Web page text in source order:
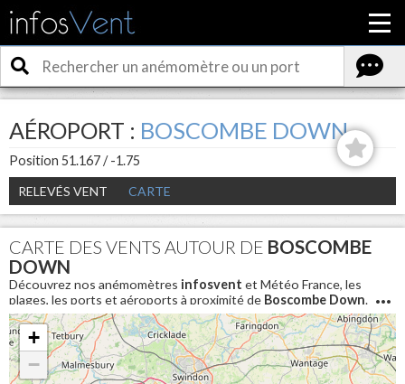
AÉROPORT : BOSCOMBE DOWN
Position 51.167 / -1.75
RELEVÉS VENT
CARTE
CARTE DES VENTS AUTOUR DE BOSCOMBE
DOWN
Découvrez nos anémomètres infosvent et Météo France, les
plages, les ports et aéroports à proximité de Boscombe Down.
Pour connaitre les conditions météo en direct et avoir la
vitesse du vent aujourd'hui autour deBoscombe Down
+
−